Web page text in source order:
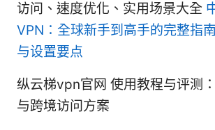
访问、速度优化、实用场景大全
VPN：全球新手到高手的完整指
与设置要点
纵云梯vpn官网 使用教程与评测
与跨境访问方案